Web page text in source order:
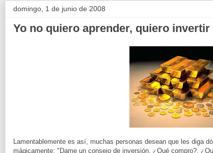
domingo, 1 de junio de 2008
Yo no quiero aprender, quiero invertir
Lamentablemente es así, muchas personas desean que les diga
mágicamente: "Dame un consejo de inversión, ¿Qué compro?,